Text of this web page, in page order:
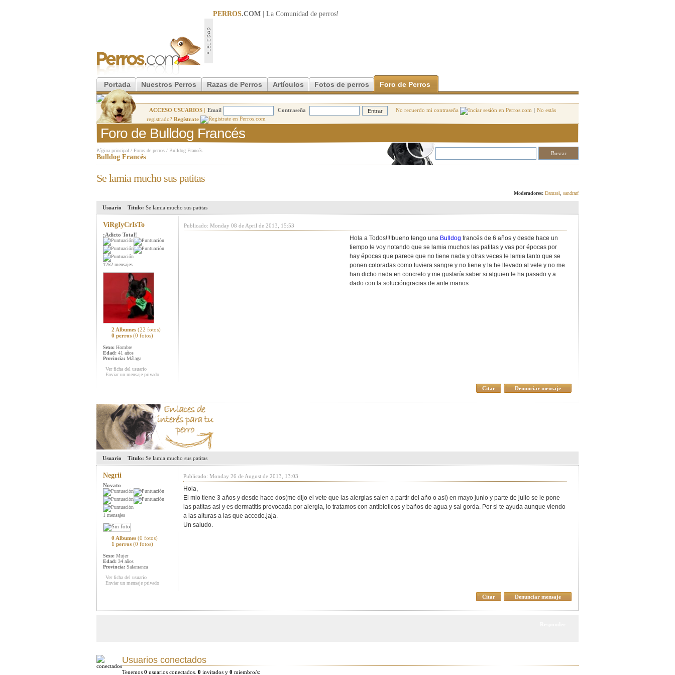
PERROS.COM | La Comunidad de perros!
Portada Nuestros Perros Razas de Perros Artículos Fotos de perros Foro de Perros
ACCESO USUARIOS | Email Contraseña No recuerdo mi contraseña | No estás
registrado? Regístrate
Foro de Bulldog Francés
Página principal / Foros de perros / Bulldog Francés
Bulldog Francés
Se lamia mucho sus patitas
Moderadores: Damzel sandrarf
Usuario Titulo: Se lamia mucho sus patitas
ViRgIyCrIsTo
¡Adicto Total!
1252 mensajes
2 Albumes (22 fotos)
0 perros (0 fotos)
Sexo: Hombre
Edad: 41 años
Provincia: Málaga
Ver ficha del usuario
Enviar un mensaje privado
Publicado: Monday 08 de April de 2013, 15:53
Hola a Todos!!!!bueno tengo una Bulldog francés de 6 años y desde hace un
tiempo le voy notando que se lamia muchos las patitas y vas por épocas por
hay épocas que parece que no tiene nada y otras veces le lamia tanto que se
ponen coloradas como tuviera sangre y no tiene y la he llevado al vete y no me
han dicho nada en concreto y me gustaría saber si alguien le ha pasado y a
dado con la solucióngracias de ante manos
Denunciar mensaje
Citar
Usuario Titulo: Se lamia mucho sus patitas
Negrii
Novato
1 mensajes
0 Albumes (0 fotos)
1 perros (0 fotos)
Sexo: Mujer
Edad: 34 años
Provincia: Salamanca
Ver ficha del usuario
Enviar un mensaje privado
Publicado: Monday 26 de August de 2013, 13:03
Hola,
El mio tiene 3 años y desde hace dos(me dijo el vete que las alergias salen a partir del año o asi) en mayo junio y parte de julio se le pone
las patitas asi y es dermatitis provocada por alergia, lo tratamos con antibioticos y baños de agua y sal gorda. Por si te ayuda aunque viendo
a las alturas a las que accedo.jaja.
Un saludo.
Denunciar mensaje
Citar
Usuarios conectados
Tenemos 0 usuarios conectados. 0 invitados y 0 miembro/s: